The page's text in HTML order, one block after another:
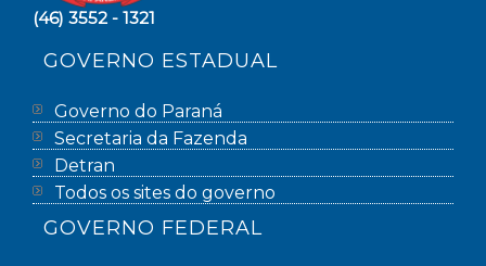
(46) 3552 - 1321
GOVERNO ESTADUAL
Governo do Paraná
Secretaria da Fazenda
Detran
Todos os sites do governo
GOVERNO FEDERAL